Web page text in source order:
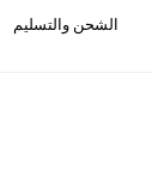
الشحن والتسليم